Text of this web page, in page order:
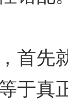
先
于真